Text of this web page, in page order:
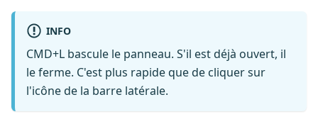
INFO
CMD+L bascule le panneau. S'il est déjà ouvert, il
le ferme. C'est plus rapide que de cliquer sur
l'icône de la barre latérale.